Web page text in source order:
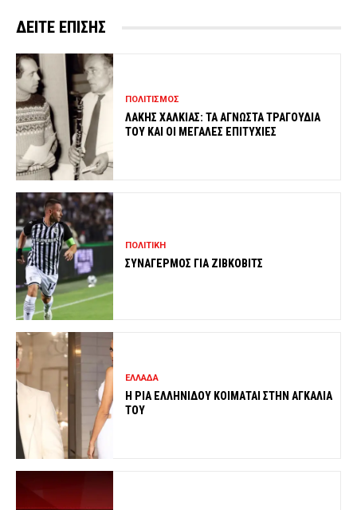
ΔΕΙΤΕ ΕΠΙΣΗΣ
ΠΟΛΙΤΙΣΜΟΣ
ΛΑΚΗΣ ΧΑΛΚΙΑΣ: ΤΑ ΑΓΝΩΣΤΑ ΤΡΑΓΟΥΔΙΑ
ΤΟΥ ΚΑΙ ΟΙ ΜΕΓΑΛΕΣ ΕΠΙΤΥΧΙΕΣ
ΠΟΛΙΤΙΚΗ
ΣΥΝΑΓΕΡΜΟΣ ΓΙΑ ΖΙΒΚΟΒΙΤΣ
ΕΛΛΑΔΑ
Η ΡΙΑ ΕΛΛΗΝΙΔΟΥ ΚΟΙΜΑΤΑΙ ΣΤΗΝ ΑΓΚΑΛΙΑ
ΤΟΥ